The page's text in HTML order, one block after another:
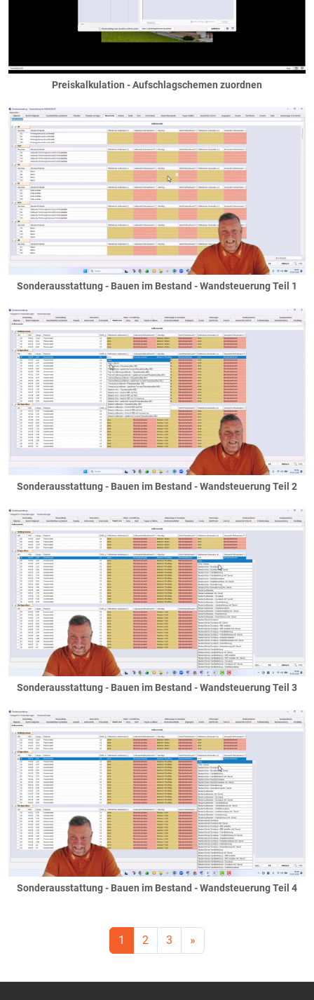
Preiskalkulation - Aufschlagschemen zuordnen
Sonderausstattung - Bauen im Bestand - Wandsteuerung Teil 1
Sonderausstattung - Bauen im Bestand - Wandsteuerung Teil 2
Sonderausstattung - Bauen im Bestand - Wandsteuerung Teil 3
Sonderausstattung - Bauen im Bestand - Wandsteuerung Teil 4
1 2 3 »